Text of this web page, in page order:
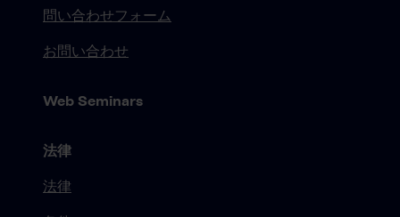
問い合わせフォーム
お問い合わせ
Web Seminars
法律
法律